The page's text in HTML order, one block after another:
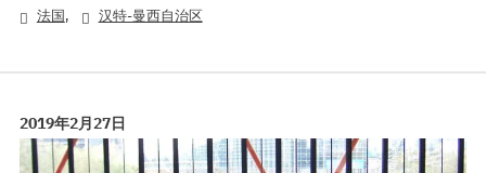
法国, 汉特-曼西自治区
2019年2月27日